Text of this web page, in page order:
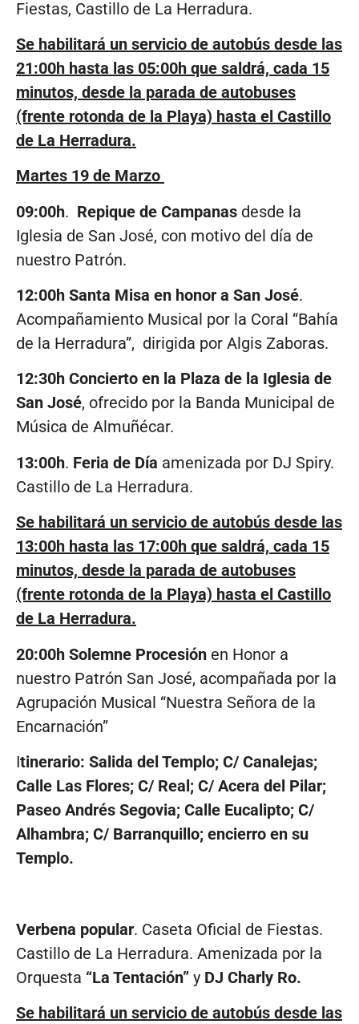
Fiestas, Castillo de La Herradura.
Se habilitará un servicio de autobús desde las
21:00h hasta las 05:00h que saldrá, cada 15
minutos, desde la parada de autobuses
(frente rotonda de la Playa) hasta el Castillo
de La Herradura.
Martes 19 de Marzo
09:00h. Repique de Campanas desde la
Iglesia de San José, con motivo del día de
nuestro Patrón.
12:00h Santa Misa en honor a San José.
Acompañamiento Musical por la Coral “Bahía
de la Herradura”, dirigida por Algis Zaboras.
12:30h Concierto en la Plaza de la Iglesia de
San José, ofrecido por la Banda Municipal de
Música de Almuñécar.
13:00h. Feria de Día amenizada por DJ Spiry.
Castillo de La Herradura.
Se habilitará un servicio de autobús desde las
13:00h hasta las 17:00h que saldrá, cada 15
minutos, desde la parada de autobuses
(frente rotonda de la Playa) hasta el Castillo
de La Herradura.
20:00h Solemne Procesión en Honor a
nuestro Patrón San José, acompañada por la
Agrupación Musical “Nuestra Señora de la
Encarnación”
Itinerario: Salida del Templo; C/ Canalejas;
Calle Las Flores; C/ Real; C/ Acera del Pilar;
Paseo Andrés Segovia; Calle Eucalipto; C/
Alhambra; C/ Barranquillo; encierro en su
Templo.
Verbena popular. Caseta Oficial de Fiestas.
Castillo de La Herradura. Amenizada por la
Orquesta “La Tentación” y DJ Charly Ro.
Se habilitará un servicio de autobús desde las